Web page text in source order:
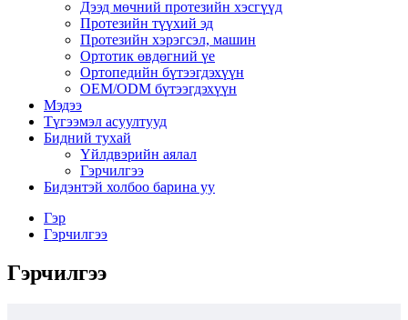
Дээд мөчний протезийн хэсгүүд
Протезийн түүхий эд
Протезийн хэрэгсэл, машин
Ортотик өвдөгний үе
Ортопедийн бүтээгдэхүүн
OEM/ODM бүтээгдэхүүн
Мэдээ
Түгээмэл асуултууд
Бидний тухай
Үйлдвэрийн аялал
Гэрчилгээ
Бидэнтэй холбоо барина уу
Гэр
Гэрчилгээ
Гэрчилгээ